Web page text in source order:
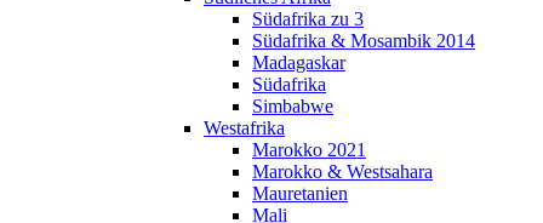
Südafrika zu 3
Südafrika & Mosambik 2014
Madagaskar
Südafrika
Simbabwe
Westafrika
Marokko 2021
Marokko & Westsahara
Mauretanien
Mali